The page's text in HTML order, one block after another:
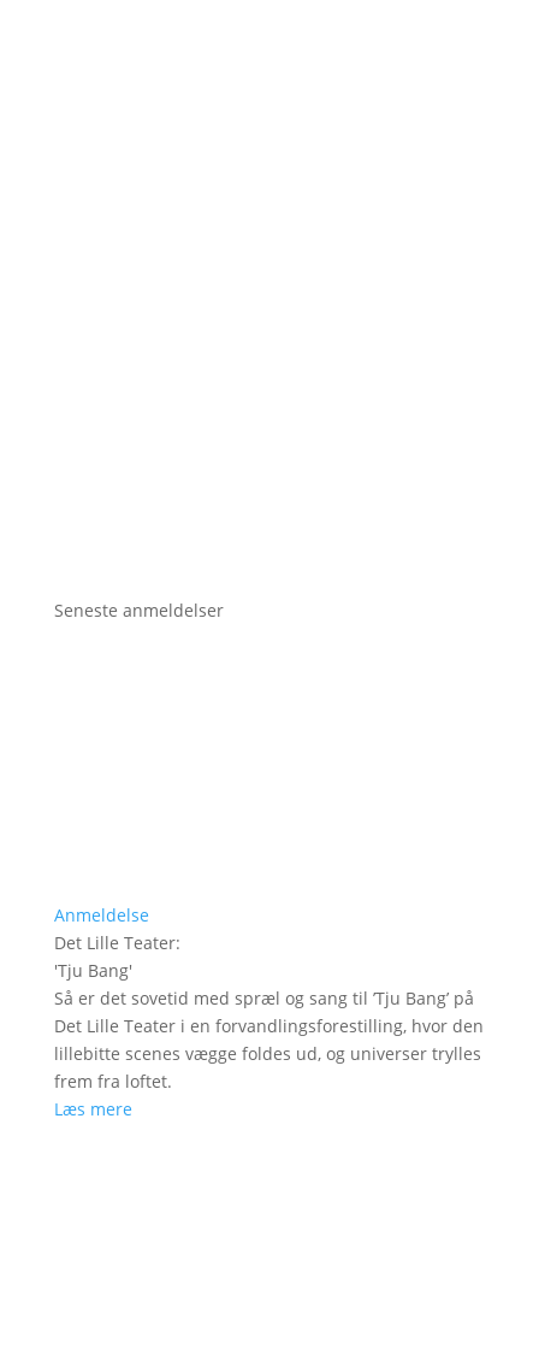
Seneste anmeldelser
Anmeldelse
Det Lille Teater:
'Tju Bang'
Så er det sovetid med spræl og sang til ’Tju Bang’ på
Det Lille Teater i en forvandlingsforestilling, hvor den
lillebitte scenes vægge foldes ud, og universer trylles
frem fra loftet.
Læs mere